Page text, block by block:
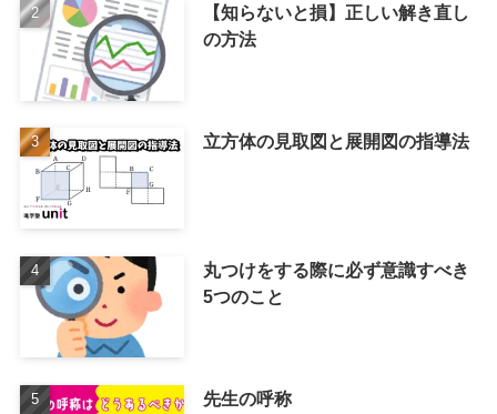
【知らないと損】正しい解き直し
の方法
立方体の見取図と展開図の指導法
丸つけをする際に必ず意識すべき
5つのこと
先生の呼称